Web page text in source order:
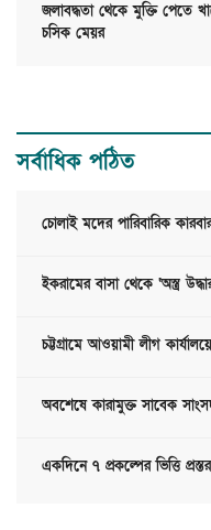
জলাবদ্ধতা থেকে মুক্তি পেতে
চসিক মেয়র
সর্বাধিক পঠিত
চোলাই মদের পারিবারিক
ইকরামের বাসা থেকে ‘অস্ত্র
চট্টগ্রামে আওয়ামী লীগ
অবশেষে কারামুক্ত সাবেক
একদিনে ৭ প্রকল্পের ভিত্তি